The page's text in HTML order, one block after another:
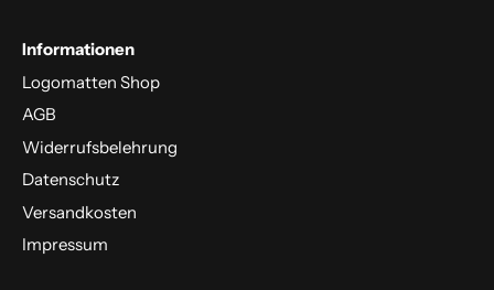
Informationen
Logomatten Shop
AGB
Widerrufsbelehrung
Datenschutz
Versandkosten
Impressum